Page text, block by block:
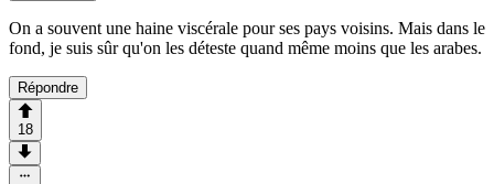
On a souvent une haine viscérale pour ses pays voisins. Mais dans le
fond, je suis sûr qu'on les déteste quand même moins que les arabes.
Répondre
18